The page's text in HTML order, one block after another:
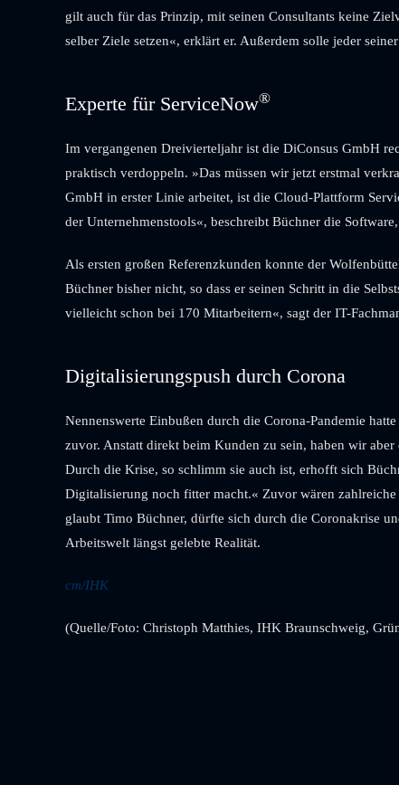
gilt auch für das Prinzip, mit seinen Consultants keine
selber Ziele setzen«, erklärt er. Außerdem solle jeder
Experte für ServiceNow®
Im vergangenen Dreivierteljahr ist die DiConsus GmbH
praktisch verdoppeln. »Das müssen wir jetzt erstmal
GmbH in erster Linie arbeitet, ist die Cloud-Plattform
der Unternehmenstools«, beschreibt Büchner die
Als ersten großen Referenzkunden konnte der
­Büchner bisher nicht, so dass er seinen Schritt in die
vielleicht schon bei 170 Mitarbeitern«, sagt der IT-
Digitalisierungspush durch Corona
Nennenswerte Einbußen durch die Corona-Pandemie
zuvor. Anstatt direkt beim Kunden zu sein, haben wir
Durch die Krise, so schlimm sie auch ist, erhofft sich
Digitalisierung noch fitter macht.« Zuvor wären
glaubt Timo Büchner, dürfte sich durch die Coronakrise
Arbeitswelt längst gelebte Realität.
cm/IHK
(Quelle/Foto: Christoph Matthies, IHK Braunschweig,